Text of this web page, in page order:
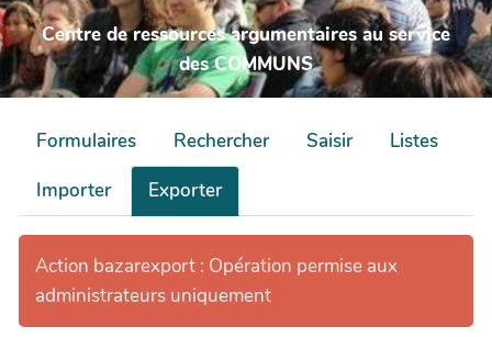
Centre de ressources argumentaires au service
des COMMUNS
Formulaires Rechercher Saisir
Listes
Importer
Exporter
Action bazarexport : Opération permise aux
administrateurs uniquement